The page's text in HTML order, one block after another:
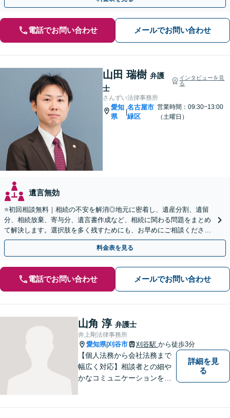
電話でお問い合わせ メールでお問い合わせ
山田 瑞樹 弁護
士
インタビューを見
る
さんずい法律事務所
愛知
県
名古屋市
緑区
営業時間：09:30~13:00
（土曜日）
遺言無効
⭐️初回相談無料｜相続の不安を解消◎地元に密着し、遺産分割、遺留
分、相続放棄、寄与分、遺言書作成など、相続に関わる問題をまとめ
て解決します。選択肢を多く残すためにも、お早めにご相談ください
【休日・夜間面談OK】【駐車場あり】
料金表を見る
電話でお問い合わせ メールでお問い合わせ
山角 淳 弁護士
井上剛法律事務所
愛知県|刈谷市 刈谷駅 から徒歩3分
【個人法務から会社法務まで
幅広く対応】相談者との細や
かなコミュニケーションを大
詳細を見
る